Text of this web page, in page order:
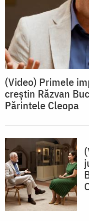
(Video) Primele
creștin Răzvan
Părintele Cleopa